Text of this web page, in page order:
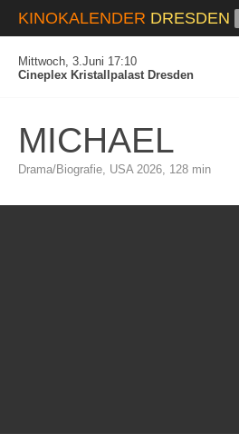
KINOKALENDER DRESDEN
Mittwoch, 3.Juni 17:10
Cineplex Kristallpalast Dresden
MICHAEL
Drama/Biografie, USA 2026, 128 min